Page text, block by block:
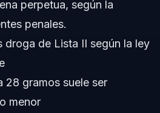
perpetua, según la
penales.
droga de Lista II según la ley
28 gramos suele ser
menor